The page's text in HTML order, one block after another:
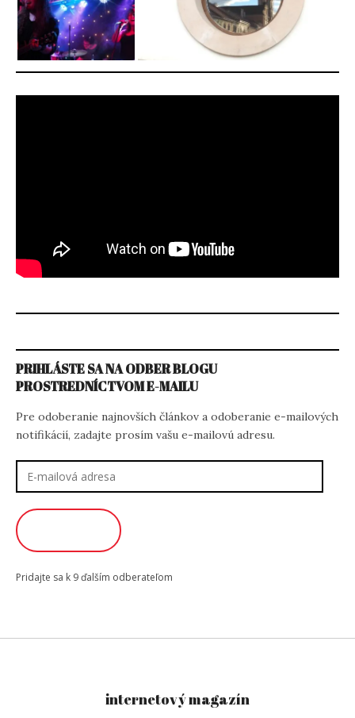
PRIHLÁSTE SA NA ODBER BLOGU
PROSTREDNÍCTVOM E-MAILU
Pre odoberanie najnovších článkov a odoberanie e-mailových
notifikácií, zadajte prosím vašu e-mailovú adresu.
Pridajte sa k 9 ďalším odberateľom
internetový magazín